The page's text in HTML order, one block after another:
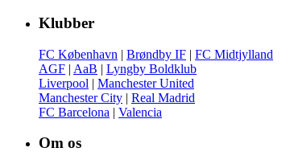
Klubber
FC København | Brøndby IF | FC Midtjylland
AGF | AaB | Lyngby Boldklub
Liverpool | Manchester United
Manchester City | Real Madrid
FC Barcelona | Valencia
Om os